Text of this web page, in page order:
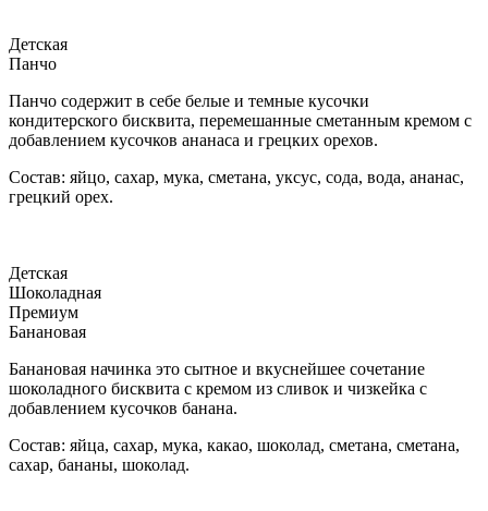
Детская
Панчо
Панчо содержит в себе белые и темные кусочки
кондитерского бисквита, перемешанные сметанным кремом с
добавлением кусочков ананаса и грецких орехов.
Состав: яйцо, сахар, мука, сметана, уксус, сода, вода, ананас,
грецкий орех.
Детская
Шоколадная
Премиум
Банановая
Банановая начинка это сытное и вкуснейшее сочетание
шоколадного бисквита с кремом из сливок и чизкейка с
добавлением кусочков банана.
Состав: яйца, сахар, мука, какао, шоколад, сметана, сметана,
сахар, бананы, шоколад.